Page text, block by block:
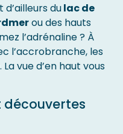
dulac de
ou des hauts
l’adrénaline ? À
l’accrobranche, les
vue d’en haut vous
découvertes